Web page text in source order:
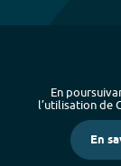
Mentions légales
En
l’utilisation de
En